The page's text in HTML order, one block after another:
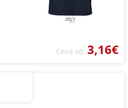
Cena od 3,16€